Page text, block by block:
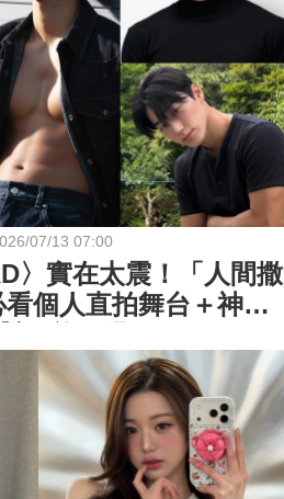
07/13 07:00
〉實在太震！「人間撒
個人直拍舞台＋神級